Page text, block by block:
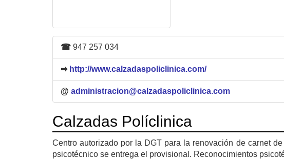
☎ 947 257 034
➡ http://www.calzadaspoliclinica.com/
@ administracion@calzadaspoliclinica.com
Calzadas Políclinica
Centro autorizado por la DGT para la renovación de carnet
psicotécnico se entrega el provisional. Reconocimientos